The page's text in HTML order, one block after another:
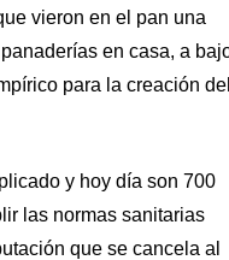
vieron en el pan una
en casa, a
para la creación del
y hoy día son 700
las normas sanitarias
que se cancela al